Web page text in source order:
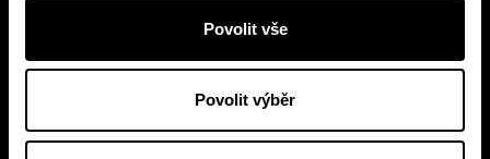
Povolit vše
Povolit výběr
vašich osobních údajů
E-shop Nakladatelství
Kontakt